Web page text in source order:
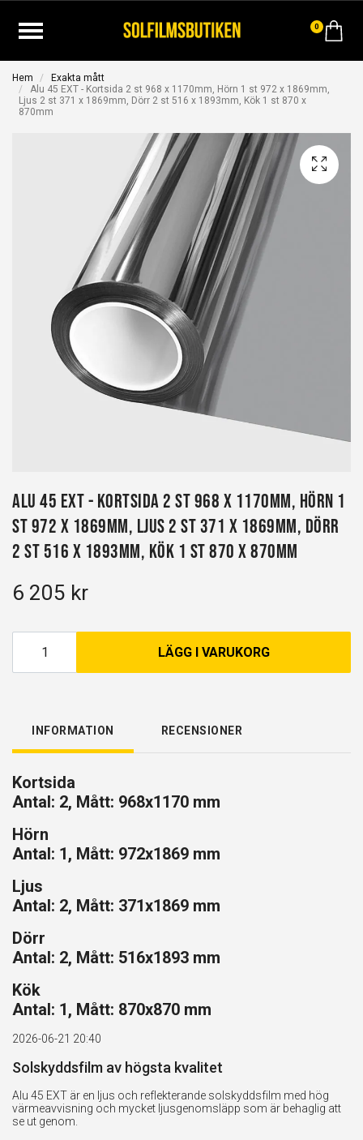
0
Hem
Exakta mått
Alu 45 EXT - Kortsida 2 st 968 x 1170mm, Hörn 1 st 972 x 1869mm,
Ljus 2 st 371 x 1869mm, Dörr 2 st 516 x 1893mm, Kök 1 st 870 x
870mm
Alu 45 EXT - Kortsida 2 st 968 x 1170mm, Hörn 1
st 972 x 1869mm, Ljus 2 st 371 x 1869mm, Dörr
2 st 516 x 1893mm, Kök 1 st 870 x 870mm
6 205 kr
LÄGG I VARUKORG
INFORMATION RECENSIONER
Kortsida
Antal: 2, Mått: 968x1170 mm
Hörn
Antal: 1, Mått: 972x1869 mm
Ljus
Antal: 2, Mått: 371x1869 mm
Dörr
Antal: 2, Mått: 516x1893 mm
Kök
Antal: 1, Mått: 870x870 mm
2026-06-21 20:40
Solskyddsfilm av högsta kvalitet
Alu 45 EXT är en ljus och reflekterande solskyddsfilm med hög
värmeavvisning och mycket ljusgenomsläpp som är behaglig att
se ut genom.